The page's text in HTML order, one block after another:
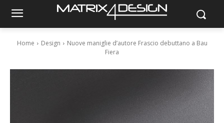
Home Design
Nuove maniglie d’autore Frascio debuttano a Bau
Fiera